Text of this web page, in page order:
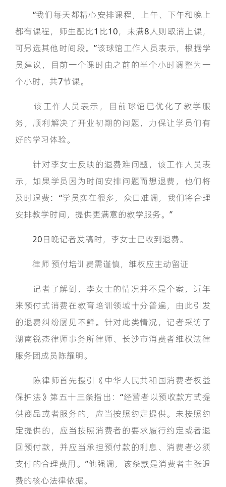
“我们每天都精心安排课程，上午、下午和晚上
都有课程，师生配比1比10，未满8人则取消上课，
可另选其他时间段。”该球馆工作人员表示，根据学
员建议，目前一个课时由之前的半个小时调整为一
个小时，共7节课。
该工作人员表示，目前球馆已优化了教学服
务，顺利解决了开业初期的问题，力保让学员们有
好的学习体验。
针对李女士反映的退费难问题，该工作人员表
示，如果学员因为时间安排问题而想退费，他们将
及时退费：“学员实在很多，众口难调，我们将合理
安排教学时间，提供更满意的教学服务。”
20日晚记者发稿时，李女士已收到退费。
律师 预付培训费需谨慎，维权应主动留证
记者了解到，李女士的情况并不是个案，近年
来预付式消费在教育培训领域十分普遍，由此引发
的退费纠纷屡见不鲜。针对此类情况，记者采访了
湖南锐杰律师事务所律师、长沙市消费者维权法律
服务团成员陈耀明。
陈律师首先援引《中华人民共和国消费者权益
保护法》第五十三条指出：“经营者以预收款方式提
供商品或者服务的，应当按照约定提供。未按照约
定提供的，应当按照消费者的要求履行约定或者退
回预付款，并应当承担预付款的利息、消费者必须
支付的合理费用。”他强调，该条款是消费者主张退
费的核心法律依据。